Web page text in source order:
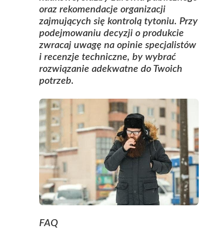
oraz rekomendacje organizacji
zajmujących się kontrolą tytoniu. Przy
podejmowaniu decyzji o produkcie
zwracaj uwagę na opinie specjalistów
i recenzje techniczne, by wybrać
rozwiązanie adekwatne do Twoich
potrzeb.
FAQ